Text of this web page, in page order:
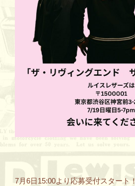
7月6日15:00より応募受付スタート！